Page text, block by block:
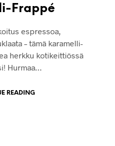
Frappé
espressoa,
– tämä karamelli-
herkku kotikeittiössä
Hurmaa…
READING